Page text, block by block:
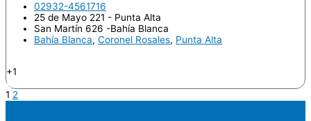
02932-4561716
25 de Mayo 221 - Punta Alta
San Martín 626 -Bahía Blanca
Bahía Blanca, Coronel Rosales, Punta Alta
+1
Odontologo
1 2